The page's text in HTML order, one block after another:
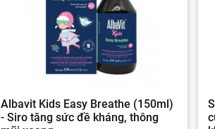
Albavit Kids Easy Breathe (150ml)
- Siro tăng sức đề kháng, thông